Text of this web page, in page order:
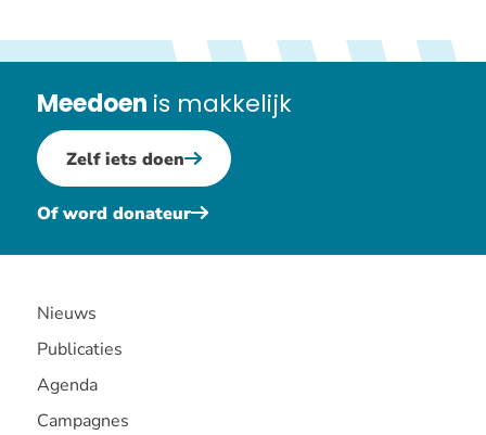
Meedoen is makkelijk
Zelf iets doen
Of word donateur
Nieuws
Publicaties
Agenda
Campagnes